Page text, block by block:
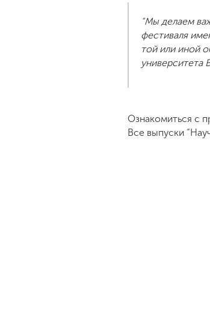
“Мы делаем
фестиваля
той или иной
университета
Ознакомиться с
Все выпуски